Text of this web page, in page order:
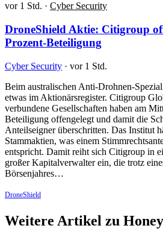
vor 1 Std. · Cyber Security
DroneShield Aktie: Citigroup
Prozent-Beteiligung
Cyber Security · vor 1 Std.
Beim australischen Anti-Drohnen-
etwas im Aktionärsregister. Citigroup
verbundene Gesellschaften haben am
Beteiligung offengelegt und damit die
Anteilseigner überschritten. Das Institut
Stammaktien, was einem
entspricht. Damit reiht sich Citigroup in
großer Kapitalverwalter ein, die trotz
Börsenjahres…
DroneShield
Weitere Artikel zu